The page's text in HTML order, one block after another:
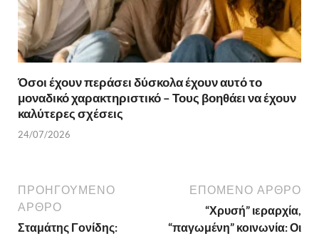
Όσοι έχουν περάσει δύσκολα έχουν αυτό το
μοναδικό χαρακτηριστικό – Τους βοηθάει να έχουν
καλύτερες σχέσεις
24/07/2026
ΠΡΟΗΓΟΎΜΕΝΟ
ΆΡΘΡΟ
Σταμάτης Γονίδης:
ΕΠΌΜΕΝΟ ΆΡΘΡΟ
“Χρυσή” ιεραρχία,
“παγωμένη” κοινωνία: Οι